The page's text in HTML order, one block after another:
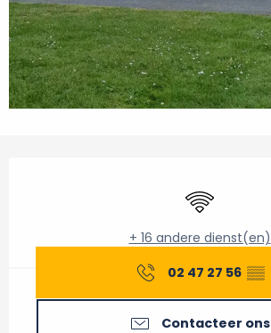
Wifi
+ 16 andere dienst(en)
02 47 27 56 ▒▒
Contacteer ons